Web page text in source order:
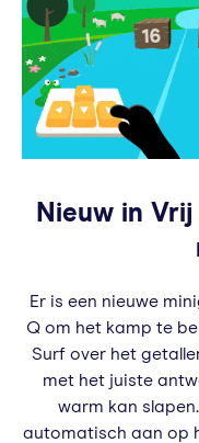
Nieuw in
Er is een nieuwe
Q om het kamp te
Surf over het
met het juiste
warm kan
automatisch aan op